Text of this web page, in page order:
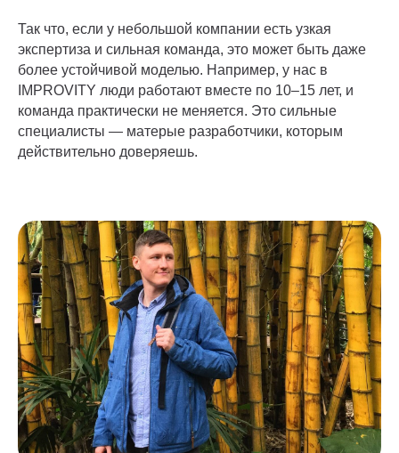
Так что, если у небольшой компании есть узкая
экспертиза и сильная команда, это может быть даже
более устойчивой моделью. Например, у нас в
IMPROVITY люди работают вместе по 10–15 лет, и
команда практически не меняется. Это сильные
специалисты — матерые разработчики, которым
действительно доверяешь.